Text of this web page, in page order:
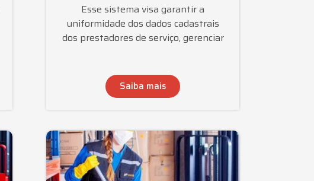
Esse sistema visa garantir a
uniformidade dos dados cadastrais
dos prestadores de serviço, gerenciar
Saiba mais